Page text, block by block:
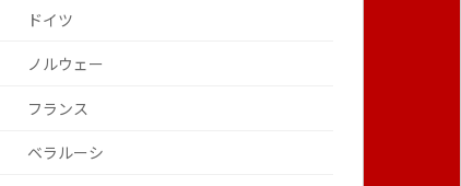
ドイツ
ノルウェー
フランス
ベラルーシ